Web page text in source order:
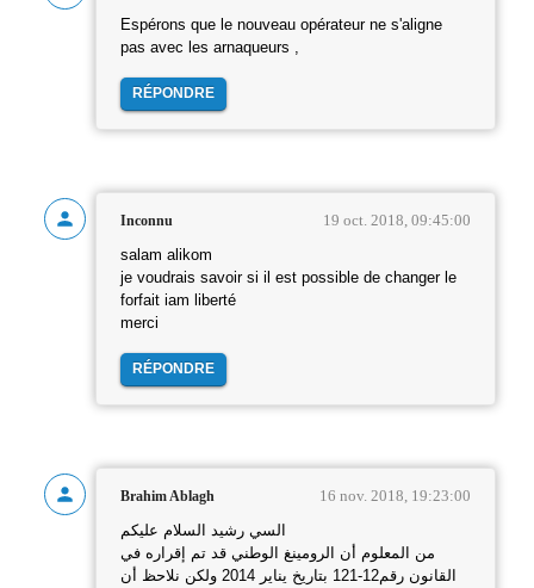
Espérons que le nouveau opérateur ne s'aligne
pas avec les arnaqueurs ,
RÉPONDRE
Inconnu 19 oct. 2018, 09:45:00
salam alikom
je voudrais savoir si il est possible de changer le
forfait iam liberté
merci
RÉPONDRE
Brahim Ablagh 16 nov. 2018, 19:23:00
السي رشيد السلام عليكم
من المعلوم أن الرومينغ الوطني قد تم إقراره في
القانون رقم12-121 بتاريخ يناير 2014 ولكن نلاحظ أن